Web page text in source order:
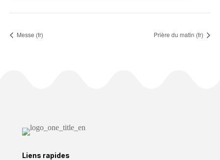
Messe (fr) Prière du matin (fr)
Liens rapides